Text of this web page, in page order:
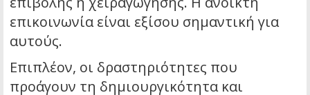
επικοινωνία είναι εξίσου σημαντική για
αυτούς.
Επιπλέον, οι δραστηριότητες που
προάγουν τη δημιουργικότητα και